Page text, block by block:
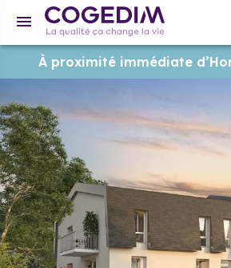
À proximité immédiate